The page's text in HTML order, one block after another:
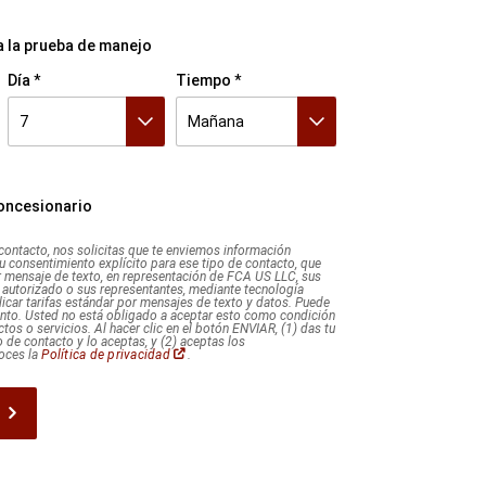
prueba de manejo
Día
7
7
8
9
10
11
12
13
14
15
16
17
18
19
20
21
22
23
24
25
26
27
28
29
30
31
Tiempo
Mañana
Mañana
Tarde
Noche
nos solicitas que te enviemos información
consentimiento explícito para ese tipo de contacto, que
de texto, en representación de FCA US LLC, sus
o sus representantes, mediante tecnología
tarifas estándar por mensajes de texto y datos. Puede
Usted no está obligado a aceptar esto como condición
o servicios. Al hacer clic en el botón ENVIAR, (1) das tu
de contacto y lo aceptas, y (2) aceptas los
laPolítica de privacidad(Abrir
.